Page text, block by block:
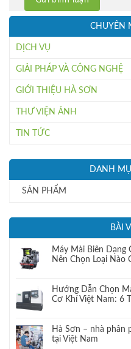
CHUYÊN
DỊCH VỤ
GIẢI PHÁP VÀ CÔNG NGHỆ
GIỚI THIỆU HÀ SƠN
THƯ VIỆN ẢNH
TIN TỨC
DANH
SẢN PHẨM
BÀI
Máy Mài Biên Dạng
Nên Chọn Loại Nào
Hướng Dẫn Chọn
Cơ Khí Việt Nam: 6
Hà Sơn – nhà phân
tại Việt Nam